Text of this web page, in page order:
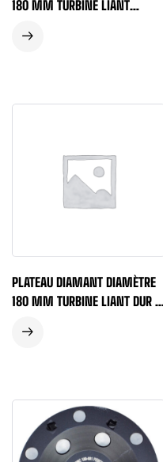
180 MM TURBINE LIANT
PLATEAU DIAMANT DIAMÈTRE
180 MM TURBINE LIANT DUR –